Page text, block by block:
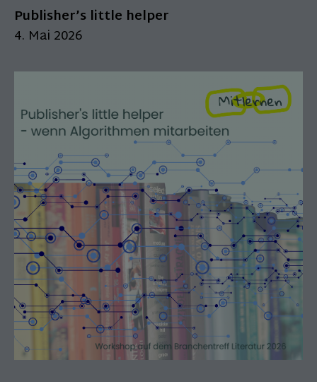
Publisher’s little helper
4. Mai 2026